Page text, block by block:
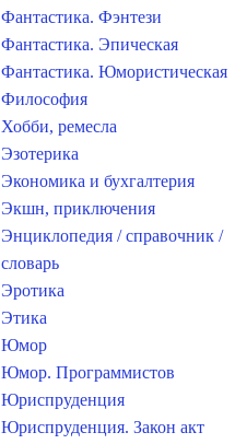
Фантастика. Фэнтези
Фантастика. Эпическая
Фантастика. Юмористическая
Философия
Хобби, ремесла
Эзотерика
Экономика и бухгалтерия
Экшн, приключения
Энциклопедия / справочник /
словарь
Эротика
Этика
Юмор
Юмор. Программистов
Юриспруденция
Юриспруденция. Закон акт